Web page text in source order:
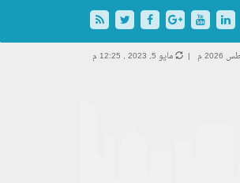
مايو 5, 2023 , 12:25 م